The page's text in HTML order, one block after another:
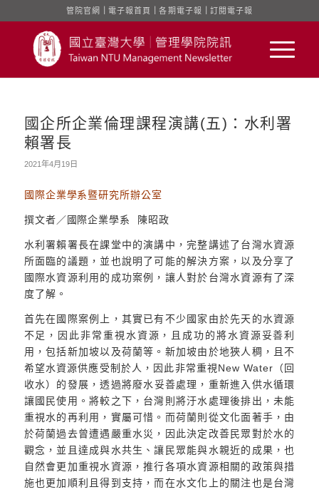
管院官網 電子報首頁 ｜各期電子報 訂閱電子報
國企所企業倫理課程演講(五)：水利署
賴署長
2021年4月19日
國際企業學系暨研究所辦公室
撰文者／國際企業學系 陳昭政
水利署賴署長在課堂中的演講中，完整講述了台灣水資源
所面臨的議題，並也說明了可能的解決方案，以及分享了
國際水資源利用的成功案例，讓人對於台灣水資源有了深
度了解。
首先在國際案例上，其實已有不少國家由於先天的水資源
不足，因此非常重視水資源，且成功的將水資源妥善利
用，包括新加坡以及荷蘭等。新加坡由於地狹人稠，且不
希望水資源供應受制於人，因此非常重視New Water（回
收水）的發展，透過將廢水妥善處理，重新進入供水循環
讓國民使用。將較之下，台灣則將汙水處理後排出，未能
重視水的再利用，實屬可惜。而荷蘭則從文化面著手，由
於荷蘭過去曾遭遇嚴重水災，因此決定改善民眾對於水的
觀念，並且達成與水共生、讓民眾能與水親近的成果，也
自然會更加重視水資源，推行各項水資源相關的政策與措
施也更加順利且得到支持，而在水文化上的關注也是台灣